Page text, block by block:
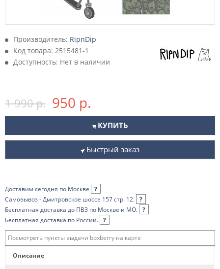
Производитель: RipnDip
Код товара: 2515481-1
Доступность: Нет в наличии
1 990 р. 950 р.
КУПИТЬ
Быстрый заказ
Доставим сегодня по Москве
?
Самовывоз - Дмитровское шоссе 157 стр. 12. ?
Бесплатная доставка до ПВЗ по Москве и МО. ?
Бесплатная доставка по России. ?
Посмотреть пункты выдачи boxberry на карте
Описание